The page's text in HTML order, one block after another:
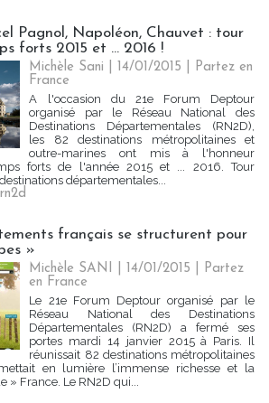
Pagnol, Napoléon, Chauvet : tour
forts 2015 et ... 2016 !
Michèle Sani | 14/01/2015
Partez en
France
A l'occasion du 21e Forum Deptour
organisé par le Réseau National des
Destinations Départementales (RN2D),
les 82 destinations métropolitaines et
outre-marines ont mis à l'honneur
forts de l'année 2015 et ... 2016. Tour
départementales...
rn2d
français se structurent pour
»
Michèle SANI | 14/01/2015
Partez
en France
Le 21e Forum Deptour organisé par le
Réseau National des Destinations
Départementales (RN2D) a fermé ses
portes mardi 14 janvier 2015 à Paris. Il
réunissait 82 destinations métropolitaines
en lumière l’immense richesse et la
» France. Le RN2D qui...